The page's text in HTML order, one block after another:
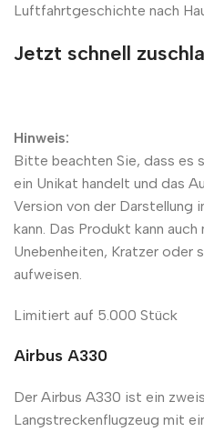
Luftfahrtgeschichte nach
Jetzt schnell
Hinweis:
Bitte beachten Sie, dass es
ein Unikat handelt und das
Version von der Darstellung
kann. Das Produkt kann
Unebenheiten, Kratzer oder
aufweisen.
Limitiert auf 5.000 Stück
Airbus A330
Der Airbus A330 ist ein
Langstreckenflugzeug mit